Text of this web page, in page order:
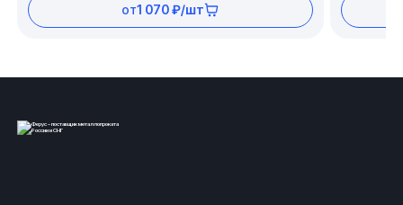
от1 070 ₽/шт